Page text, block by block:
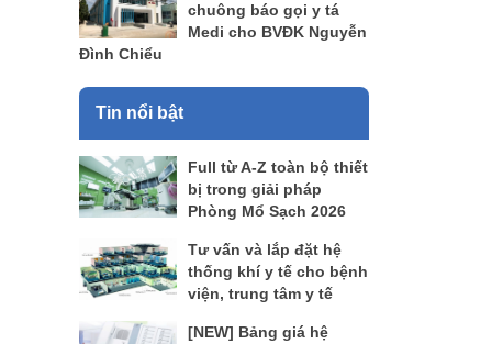
chuông báo gọi y tá
Medi cho BVĐK Nguyễn
Đình Chiểu
Tin nổi bật
Full từ A-Z toàn bộ thiết
bị trong giải pháp
Phòng Mổ Sạch 2026
Tư vấn và lắp đặt hệ
thống khí y tế cho bệnh
viện, trung tâm y tế
[NEW] Bảng giá hệ